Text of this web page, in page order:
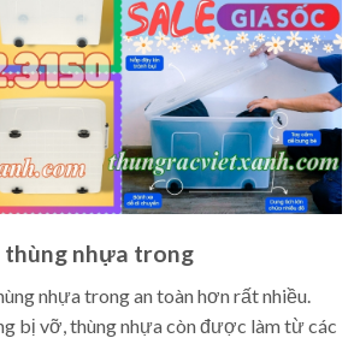
thùng nhựa trong
nhựa trong an toàn hơn rất nhiều.
bị vỡ, thùng nhựa còn được làm từ các